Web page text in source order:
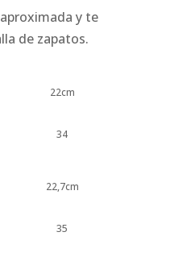
y te
de zapatos.
22cm
34
22,7cm
35